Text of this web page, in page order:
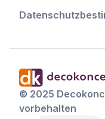
© 2025
vorbehalten